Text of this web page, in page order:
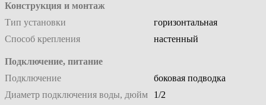
Конструкция и монтаж
Тип установки
горизонтальная
Способ крепления
настенный
Подключение, питание
Подключение
боковая подводка
Диаметр подключения воды, дюйм
1/2